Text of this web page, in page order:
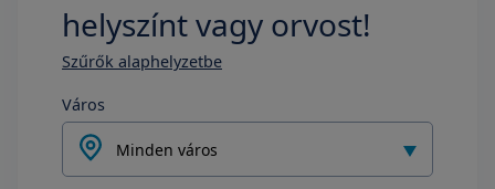
helyszínt vagy orvost!
Szűrők alaphelyzetbe
Város
Minden város